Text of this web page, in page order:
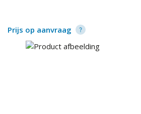
Prijs op aanvraag